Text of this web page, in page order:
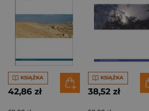
KSIĄŻKA
42,86 zł
KSIĄŻKA
38,52 zł